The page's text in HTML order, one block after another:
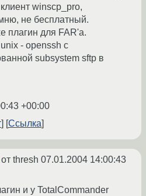
winscp_pro,
не бесплатный.
плагин для FAR'а.
- openssh с
subsystem sftp в
+00:00
Ссылка
от thresh 07.01.2004 14:00:43
и у TotalCommander